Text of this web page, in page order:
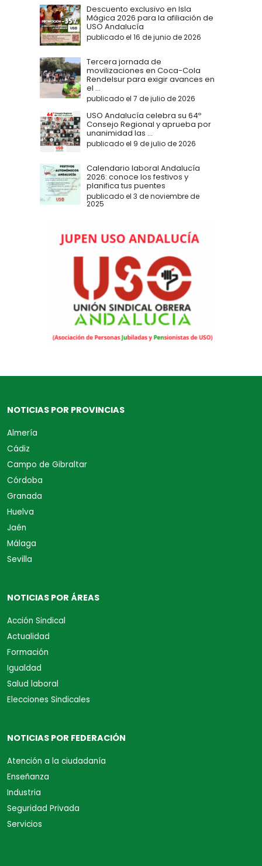
Descuento exclusivo en Isla
Mágica 2026 para la afiliación de
USO Andalucía
publicado el 16 de junio de 2026
Tercera jornada de
movilizaciones en Coca-Cola
Rendelsur para exigir avances en
el ...
publicado el 7 de julio de 2026
USO Andalucía celebra su 64º
Consejo Regional y aprueba por
unanimidad las ...
publicado el 9 de julio de 2026
Calendario laboral Andalucía
2026: conoce los festivos y
planifica tus puentes
publicado el 3 de noviembre de
2025
NOTICIAS POR PROVINCIAS
Almería
Cádiz
Campo de Gibraltar
Córdoba
Granada
Huelva
Jaén
Málaga
Sevilla
NOTICIAS POR ÁREAS
Acción Sindical
Actualidad
Formación
Igualdad
Salud laboral
Elecciones Sindicales
NOTICIAS POR FEDERACIÓN
Atención a la ciudadanía
Enseñanza
Industria
Seguridad Privada
Servicios